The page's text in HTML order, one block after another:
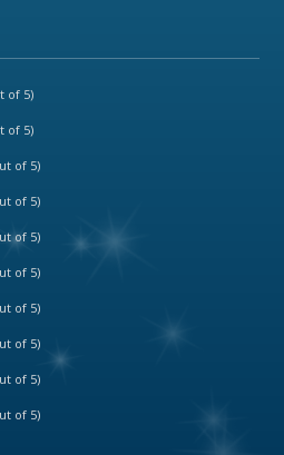
of 5)
of 5)
of 5)
of 5)
of 5)
of 5)
of 5)
of 5)
of 5)
of 5)